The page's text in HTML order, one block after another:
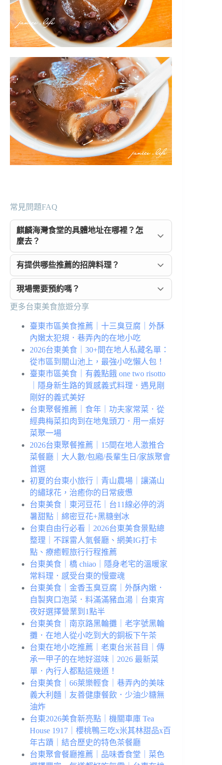
常見問題FAQ
麒麟海灣食堂的具體地址在哪裡？怎
麼去？
有提供哪些推薦的招牌料理？
現場需要預約嗎？
更多台東美食旅遊分享
臺東市區美食推薦｜十三臭豆腐｜外酥
內嫩太犯規．巷弄內的在地小吃
2026台東美食｜30+間在地人私藏名單：
從市區到關山池上，最強小吃懶人包！
臺東市區美食｜有義點餓 one two risotto
｜隱身新生路的質感義式料理．遇見剛
剛好的義式美好
台東聚餐推薦｜食年｜功夫家常菜．從
經典梅菜扣肉到在地鬼頭刀．用一桌好
菜聚一場
2026台東聚餐推薦｜15間在地人激推合
菜餐廳｜大人數/包廂/長輩生日/家族聚會
首選
初夏的台東小旅行｜青山農場｜讓滿山
的繡球花，治癒你的日常疲憊
台東美食｜東河豆花｜台11線必停的消
暑甜點｜綿密豆花+黑糖剉冰
台東自由行必看｜2026台東美食景點總
整理｜不踩雷人氣餐廳、網美IG打卡
點、療癒輕旅行行程推薦
台東美食｜橋 chiao｜隱身老宅的溫暖家
常料理．感受台東的慢靈魂
台東美食｜金香玉臭豆腐｜外酥內嫩．
自製爽口泡菜．料滿滿豬血湯｜台東宵
夜好選擇營業到1點半
台東美食｜南京路黑輪攤｜老字號黑輪
攤．在地人從小吃到大的銅板下午茶
台東在地⼩吃推薦｜老東台米苔目｜傳
承一甲子的在地好滋味｜2026 最新菜
單．內行人都點這幾道！
台東美食｜66萊樂輕食｜巷弄內的美味
義大利麵｜友善健康餐飲．少油少糖無
油炸
台東2026美食新亮點｜機關車庫 Tea
House 1917｜櫻桃鴨三吃x米其林甜品x百
年古蹟｜結合歷史的特色茶餐廳
台東聚會餐廳推薦｜品味香食堂｜菜色